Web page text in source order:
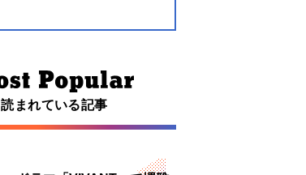
読まれている記事